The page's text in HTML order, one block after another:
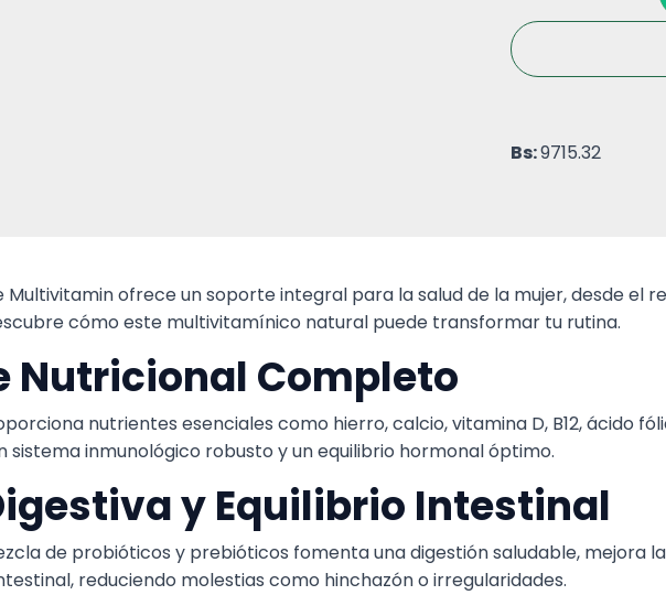
Bs:9715.32
Multivitamin ofrece un soporte integral para la salud de la mujer, desde el
cómo este multivitamínico natural puede transformar tu rutina.
Nutricional Completo
nutrientes esenciales como hierro, calcio, vitamina D, B12, ácido
sistema inmunológico robusto y un equilibrio hormonal óptimo.
y Equilibrio Intestinal
de probióticos y prebióticos fomenta una digestión saludable, mejora
reduciendo molestias como hinchazón o irregularidades.